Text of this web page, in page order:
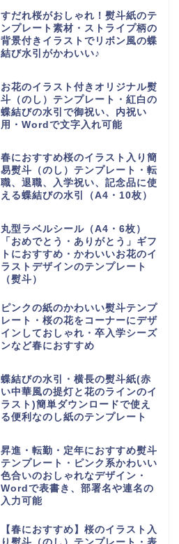
すだれ桜がおしゃれ！熨斗紙のテ
ンプレート素材・ストライプ柄の
背景付きイラストでリボン風の蝶
結び水引がかわいい♪
お花のイラスト付きオリジナル熨
斗（のし）テンプレート・紅白の
蝶結びの水引で御祝い、内祝い
用・Wordで文字入れ可能
春におすすめ桜のイラスト入り簡
易熨斗（のし）テンプレート・転
職、退職、入学祝い、記念品に使
える蝶結びの水引（A4・10枚）
丸型ラベルシール（A4・6枚）
「おめでとう・ありがとう」ギフ
トにおすすめ・かわいいお花のイ
ラストデザインのテンプレート
（熨斗）
ピンクの紙のかわいい熨斗テンプ
レート・桜の花をコーナーにデザ
インしておしゃれ・卒入学シーズ
ンなど春におすすめ
蝶結びの水引・横長の熨斗紙(赤
い中華風の提灯と花のラインのイ
ラスト)簡単ダウンロードで使え
る便利なのし紙のテンプレート
昇進・転勤・定年におすすめ熨斗
テンプレート・ピンク系かわいい
色合いのおしゃれなデザイン・
Wordで表書き、部署名や連名の
入力可能
【春におすすめ】桜のイラスト入